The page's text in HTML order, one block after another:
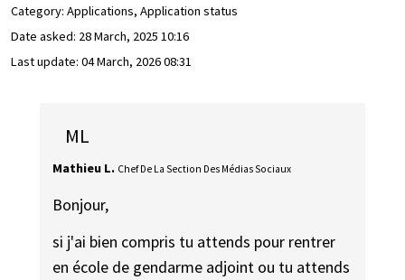
Category: Applications, Application status
Date asked: 28 March, 2025 10:16
Last update: 04 March, 2026 08:31
ML
Mathieu L. Chef De La Section Des Médias Sociaux
Bonjour,
si j'ai bien compris tu attends pour rentrer
en école de gendarme adjoint ou tu attends